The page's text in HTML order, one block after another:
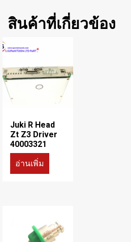
สินค้าที่เกี่ยวข้อง
Juki R Head
Zt Z3 Driver
40003321
อ่านเพิ่ม